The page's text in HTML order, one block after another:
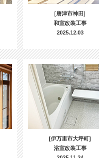
[唐津市神田]
和室改装工事
2025.12.03
[伊万里市大坪町]
浴室改装工事